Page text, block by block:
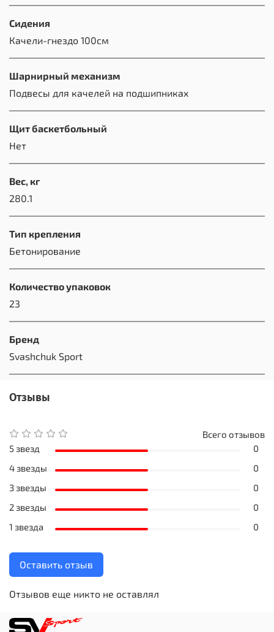
Сидения
Качели-гнездо 100см
Шарнирный механизм
Подвесы для качелей на подшипниках
Щит баскетбольный
Нет
Вес, кг
280.1
Тип крепления
Бетонирование
Количество упаковок
23
Бренд
Svashchuk Sport
Отзывы
Отзывов еще никто не оставлял
Всего отзывов
5 звезд
0
4 звезды
0
3 звезды
0
2 звезды
0
1 звезда
0
Оставить отзыв